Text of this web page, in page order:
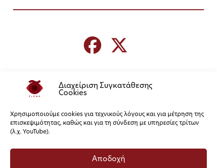
Διαχείριση Συγκατάθεσης
Cookies
Χρησιμοποιούμε cookies για τεχνικούς λόγους και για μέτρηση της
επισκεψιμότητας, καθώς και για τη σύνδεση με υπηρεσίες τρίτων
(λ.χ. YouTube).
Αποδοχή